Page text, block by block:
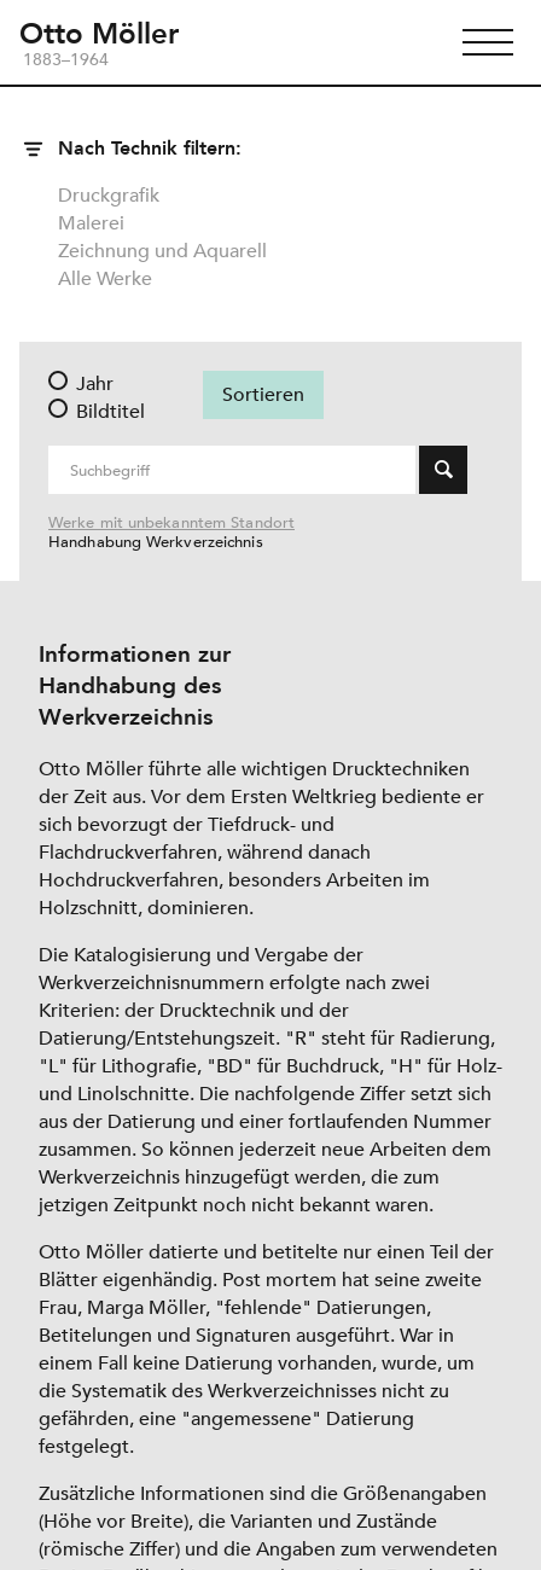
Otto Möller
1883–1964
Nach Technik filtern:
Druckgrafik
Malerei
Zeichnung und Aquarell
Alle Werke
Jahr
Bildtitel
Werke mit unbekanntem Standort
Handhabung Werkverzeichnis
Informationen zur
Handhabung des
Werkverzeichnis
Otto Möller führte alle wichtigen Drucktechniken
der Zeit aus. Vor dem Ersten Weltkrieg bediente er
sich bevorzugt der Tiefdruck- und
Flachdruckverfahren, während danach
Hochdruckverfahren, besonders Arbeiten im
Holzschnitt, dominieren.
Die Katalogisierung und Vergabe der
Werkverzeichnisnummern erfolgte nach zwei
Kriterien: der Drucktechnik und der
Datierung/Entstehungszeit. "R" steht für Radierung,
"L" für Lithografie, "BD" für Buchdruck, "H" für Holz-
und Linolschnitte. Die nachfolgende Ziffer setzt sich
aus der Datierung und einer fortlaufenden Nummer
zusammen. So können jederzeit neue Arbeiten dem
Werkverzeichnis hinzugefügt werden, die zum
jetzigen Zeitpunkt noch nicht bekannt waren.
Otto Möller datierte und betitelte nur einen Teil der
Blätter eigenhändig. Post mortem hat seine zweite
Frau, Marga Möller, "fehlende" Datierungen,
Betitelungen und Signaturen ausgeführt. War in
einem Fall keine Datierung vorhanden, wurde, um
die Systematik des Werkverzeichnisses nicht zu
gefährden, eine "angemessene" Datierung
festgelegt.
Zusätzliche Informationen sind die Größenangaben
(Höhe vor Breite), die Varianten und Zustände
(römische Ziffer) und die Angaben zum verwendeten